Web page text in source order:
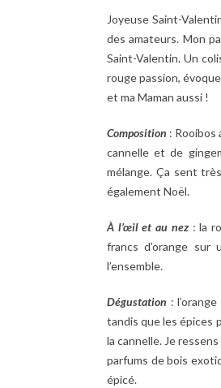
Joyeuse Saint-
des amateurs. Mon
Saint-Valentin. Un
rouge passion,
et ma Maman aussi !
Composition : Rooibos
cannelle et de
mélange. Ça sent
également Noël.
À l’œil et au nez: la
francs d’orange sur
l’ensemble.
Dégustation :
tandis que les épices
la cannelle. Je
parfums de bois
épicé.